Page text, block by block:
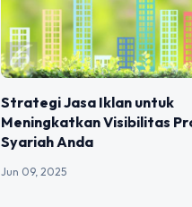
Strategi Jasa Iklan untuk
Meningkatkan Visibilitas
Syariah Anda
Jun 09, 2025